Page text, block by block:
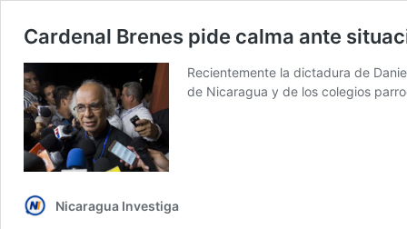
Cardenal Brenes pide calma ante
Recientemente la dictadura de
de Nicaragua y de los colegios
Nicaragua Investiga